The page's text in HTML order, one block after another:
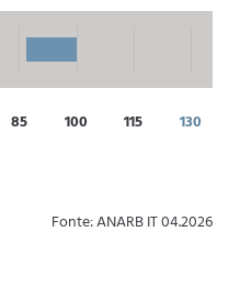
85 100 115 130
Fonte: ANARB IT 04.2026